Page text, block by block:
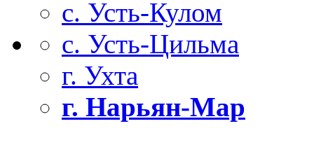
с. Усть-Кулом
с. Усть-Цильма
г. Ухта
г. Нарьян-Мар